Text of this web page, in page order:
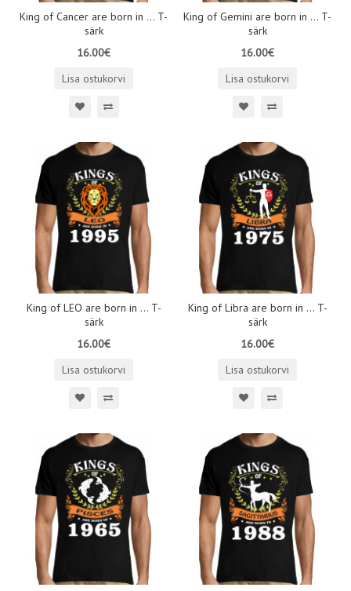
King of Cancer are born in ... T-
särk
16.00€
Lisa ostukorvi
King of Gemini are born in ... T-
särk
16.00€
Lisa ostukorvi
King of LEO are born in ... T-
särk
16.00€
Lisa ostukorvi
King of Libra are born in ... T-
särk
16.00€
Lisa ostukorvi